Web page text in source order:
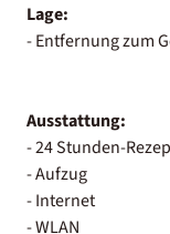
Lage:
- Entfernung zum
Ausstattung:
- 24 Stunden-
- Aufzug
- Internet
- WLAN